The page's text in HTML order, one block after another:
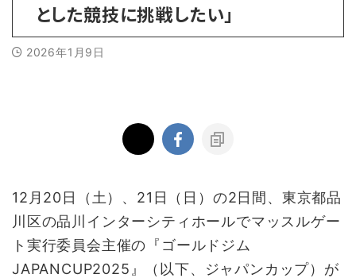
とした競技に挑戦したい」
2026年1月9日
12月20日（土）、21日（日）の2日間、東京都品
川区の品川インターシティホールでマッスルゲー
ト実行委員会主催の『ゴールドジム
JAPANCUP2025』（以下、ジャパンカップ）が